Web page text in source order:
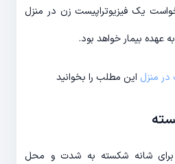
یک فیزیوتراپیست زن در منزل
بیمار خواهد بود.
در منزل این مطلب را بخوانید
برای شانه شکسته به شدت و محل